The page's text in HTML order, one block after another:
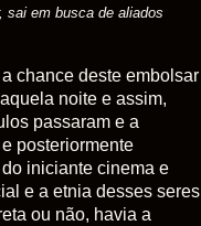
sai em busca de aliados
chance deste embolsar
noite e assim,
passaram e a
posteriormente
iniciante cinema e
e a etnia desses seres
ou não, havia a